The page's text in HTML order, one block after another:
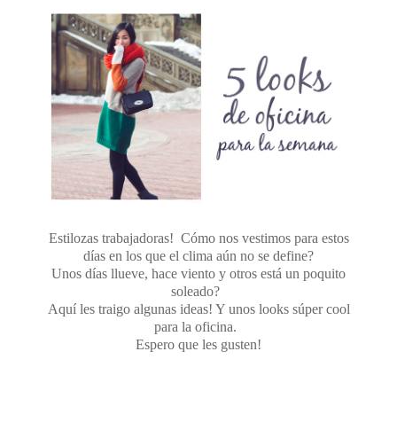
Estilozas trabajadoras! Cómo nos vestimos para estos
días en los que el clima aún no se define?
Unos días llueve, hace viento y otros está un poquito
soleado?
Aquí les traigo algunas ideas! Y unos looks súper cool
para la oficina.
Espero que les gusten!